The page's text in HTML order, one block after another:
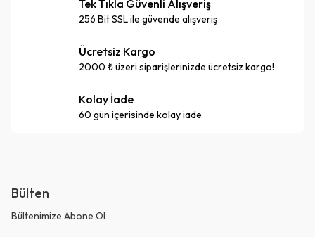
Tek Tıkla Güvenli Alışveriş
256 Bit SSL ile güvende alışveriş
Ücretsiz Kargo
2000 ₺ üzeri siparişlerinizde ücretsiz kargo!
Kolay İade
60 gün içerisinde kolay iade
Bülten
Bültenimize Abone Ol